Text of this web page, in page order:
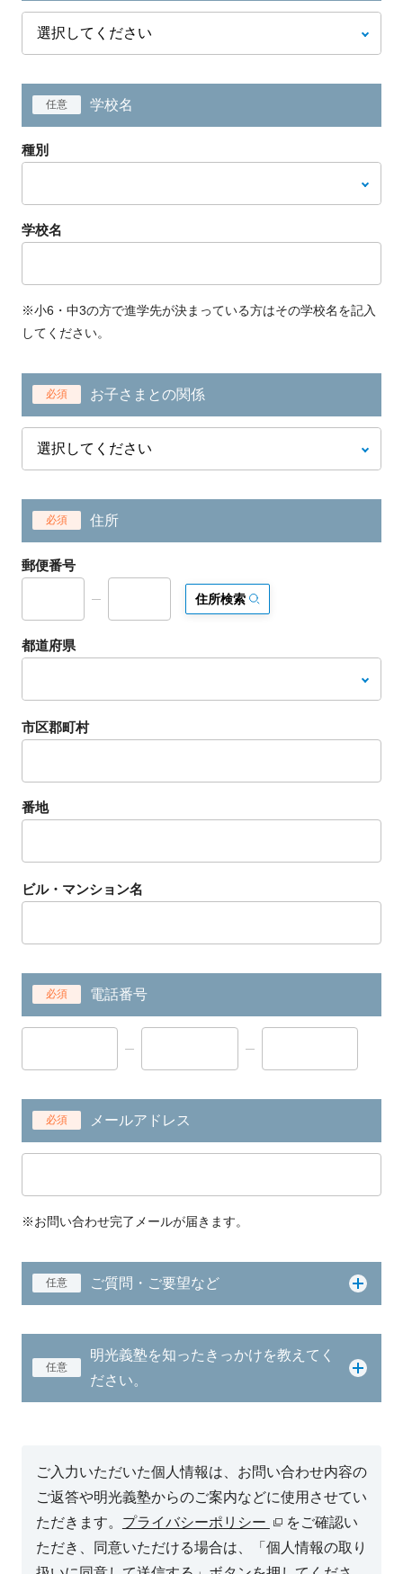
任意 学校名
種別
学校名
※小6・中3の方で進学先が決まっている方はその学校名を記入
してください。
必須 お子さまとの関係
必須 住所
郵便番号
住所検索
都道府県
市区郡町村
番地
ビル・マンション名
必須 電話番号
必須 メールアドレス
※お問い合わせ完了メールが届きます。
任意 ご質問・ご要望など
任意
明光義塾を知ったきっかけを教えてく
ださい。
ご入力いただいた個人情報は、お問い合わせ内容の
ご返答や明光義塾からのご案内などに使用させてい
ただきます。 プライバシーポリシー
をご確認い
ただき、同意いただける場合は、「個人情報の取り